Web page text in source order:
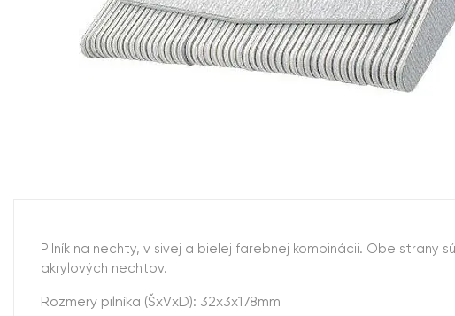
Pilník na nechty, v sivej a bielej farebnej kombinácii. Obe
akrylových nechtov.
Rozmery pilníka (ŠxVxD): 32x3x178mm